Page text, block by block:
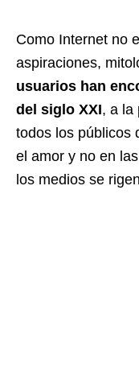
Como Internet no
aspiraciones,
usuarios han
del siglo XXI, a la
todos los públicos
el amor y no en
los medios se